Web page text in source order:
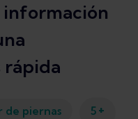
información
rápida
de piernas 5 +